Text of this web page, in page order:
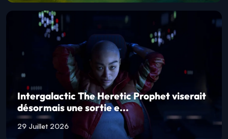
Intergalactic The Heretic Prophet viserait
désormais une sortie e...
29 Juillet 2026